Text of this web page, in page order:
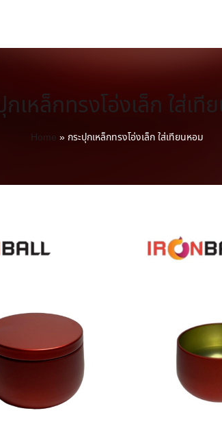
กเหล็กทรงโอ่งเล็ก ใส่เที
Home » กระปุกเหล็กทรงโอ่งเล็ก ใส่เทียนหอม